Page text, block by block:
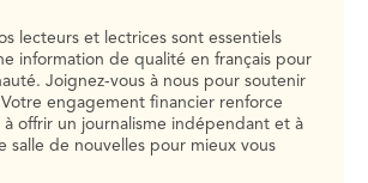
lecteurs et lectrices sont essentiels
information de qualité en français pour
Joignez-vous à nous pour soutenir
engagement financier renforce
offrir un journalisme indépendant et à
salle de nouvelles pour mieux vous